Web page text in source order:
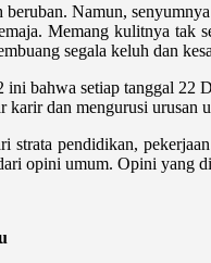
Namun,
Memang kulitnya tak
segala keluh dan
bahwa setiap tanggal 22
dan mengurusi urusan
pendidikan,
opini umum. Opini yang